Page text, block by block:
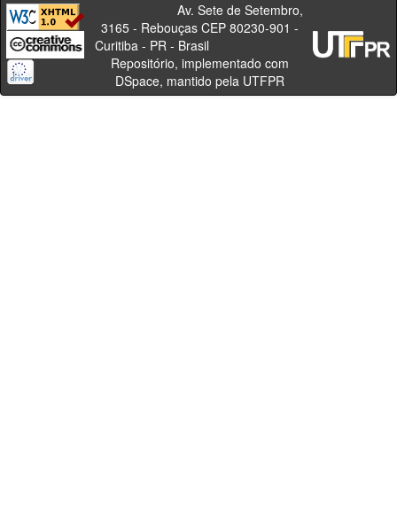
Av. Sete de Setembro,
3165 - Rebouças CEP 80230-901 -
Curitiba - PR - Brasil
Repositório, implementado com
DSpace, mantido pela UTFPR